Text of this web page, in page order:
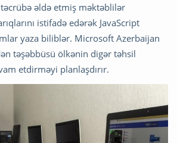
əldə etmiş məktəblilər
istifadə edərək JavaScript
yaza biliblər. Microsoft Azerbaijan
təşəbbüsü ölkənin digər təhsil
etdirməyi planlaşdırır.